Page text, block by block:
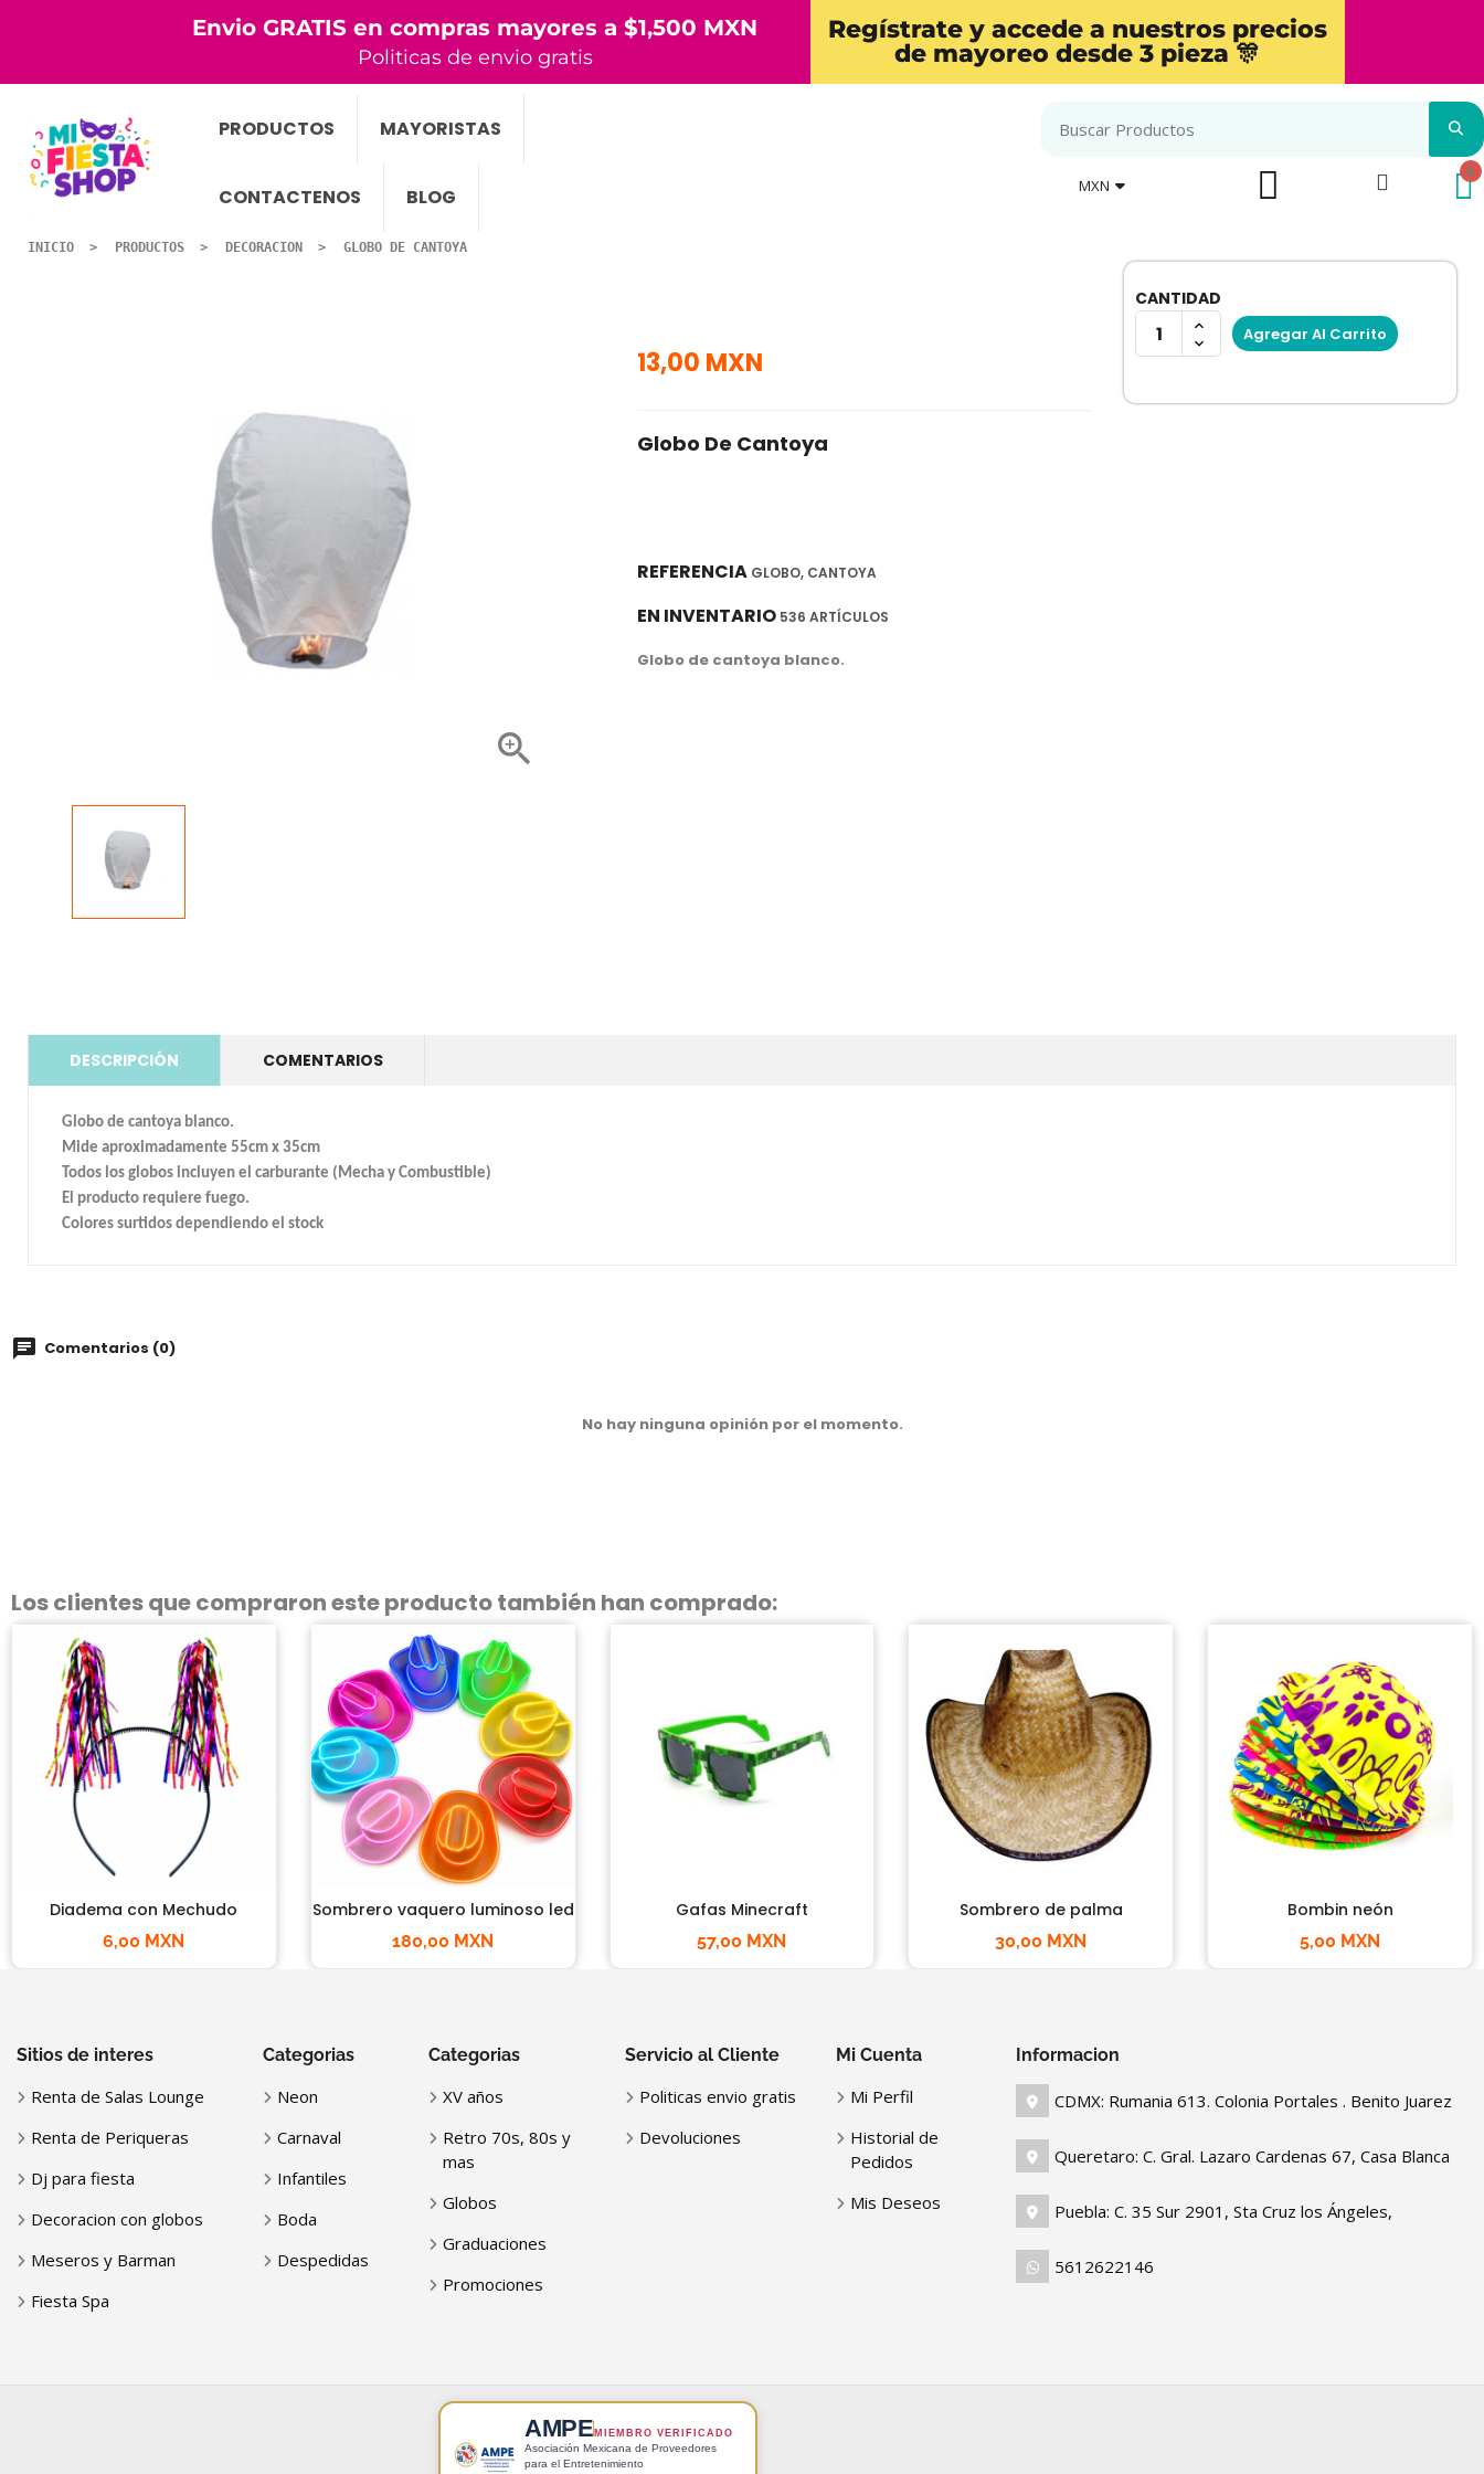
Envio GRATIS en compras mayores a $1,500 MXN
Politicas de envio gratis
Regístrate y accede a nuestros precios
de mayoreo desde 3 pieza 🎊
PRODUCTOS MAYORISTAS
CONTACTENOS BLOG MXN
INICIO PRODUCTOS DECORACION GLOBO DE CANTOYA

13,00 MXN
Globo De Cantoya
REFERENCIA GLOBO, CANTOYA
EN INVENTARIO 536 ARTÍCULOS
Globo de cantoya blanco.
CANTIDAD
Agregar Al Carrito
DESCRIPCIÓN COMENTARIOS
Globo de cantoya blanco.
Mide aproximadamente 55cm x 35cm
Todos los globos incluyen el carburante (Mecha y Combustible)
El producto requiere fuego.
Colores surtidos dependiendo el stock
Comentarios (0)
No hay ninguna opinión por el momento.
Los clientes que compraron este producto también han comprado:
Diadema con Mechudo
6,00 MXN
Sombrero vaquero luminoso led
180,00 MXN
Gafas Minecraft
57,00 MXN
Sombrero de palma
30,00 MXN
Bombin neón
5,00 MXN
Sitios de interes
Renta de Salas Lounge
Renta de Periqueras
Dj para fiesta
Decoracion con globos
Meseros y Barman
Fiesta Spa
Categorias
Neon
Carnaval
Infantiles
Boda
Despedidas
Categorias
XV años
Retro 70s, 80s y
mas
Globos
Graduaciones
Promociones
Servicio al Cliente
Politicas envio gratis
Devoluciones
Mi Cuenta
Mi Perfil
Historial de
Pedidos
Mis Deseos
Informacion
CDMX: Rumania 613. Colonia Portales . Benito Juarez
Queretaro: C. Gral. Lazaro Cardenas 67, Casa Blanca
Puebla: C. 35 Sur 2901, Sta Cruz los Ángeles,
5612622146
AMPEMIEMBRO VERIFICADO
Asociación Mexicana de Proveedores
para el Entretenimiento